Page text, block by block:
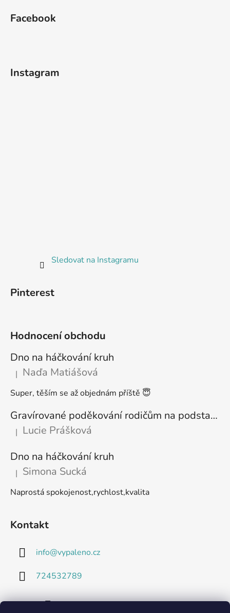
Facebook
Instagram
Sledovat na Instagramu
Pinterest
Hodnocení obchodu
Dno na háčkování kruh
Hodnocení produktu je 5 z 5 hvězdiček.
| Naďa Matiášová
Super, těším se až objednám příště 😇
Gravírované poděkování rodičům na podstavci
Hodnocení produktu je 5 z 5 hvězdiček.
| Lucie Prášková
Dno na háčkování kruh
Hodnocení produktu je 5 z 5 hvězdiček.
| Simona Sucká
Naprostá spokojenost,rychlost,kvalita
Kontakt
info@vypaleno.cz
724532789